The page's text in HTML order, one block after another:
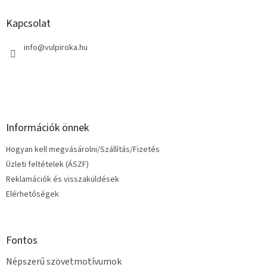
Kapcsolat
info@vulpiroka.hu
Információk önnek
Hogyan kell megvásárolni/Szállítás/Fizetés
Üzleti feltételek (ÁSZF)
Reklamációk és visszaküldések
Elérhetőségek
Fontos
Népszerű szövetmotívumok